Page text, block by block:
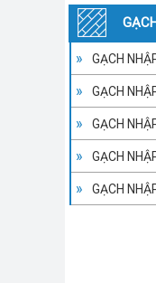
GẠCH
GẠCH
GẠCH
GẠCH
GẠCH